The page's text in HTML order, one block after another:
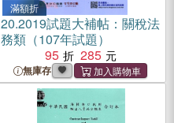
滿額折
20.2019試題大補帖：關稅法
務類（107年試題）
95
285
無庫存